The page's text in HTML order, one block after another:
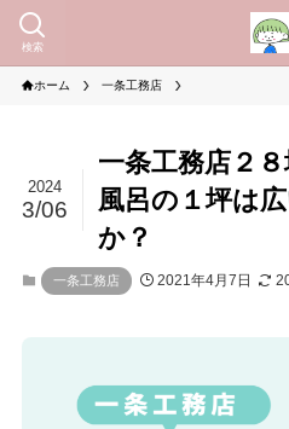
検索
ホーム 一条工務店
一条工務店２
風呂の１坪は
か？
2024
3/06
一条工務店 2021年4月7日